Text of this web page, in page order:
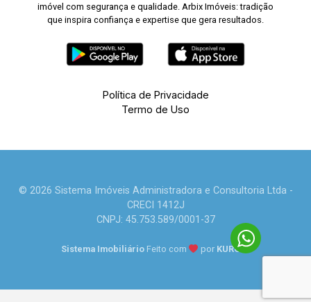
imóvel com segurança e qualidade. Arbix Imóveis: tradição
que inspira confiança e expertise que gera resultados.
Política de Privacidade
Termo de Uso
© 2026 Sistema Imóveis Administradora e Consultoria Ltda -
CRECI 1412J
CNPJ: 45.753.589/0001-37
Sistema Imobiliário Feito com por KUROLE